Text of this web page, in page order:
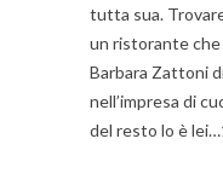
tutta sua.
un ristorante che
Barbara Zattoni
nell’impresa di
del resto lo è